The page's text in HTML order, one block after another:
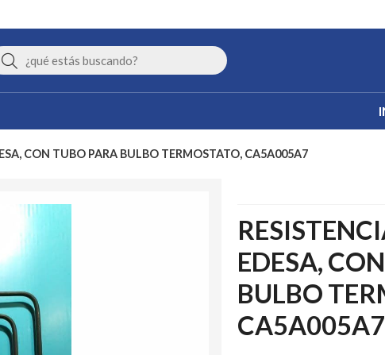
Buscar
CON TUBO PARA BULBO TERMOSTATO, CA5A005A7
EDESA,
BULBO
CA5A005A7